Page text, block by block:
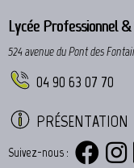
Lycée Professionnel
524 avenue du Pont des
04 90 63 07 70
PRÉSENTATION
Suivez-nous :